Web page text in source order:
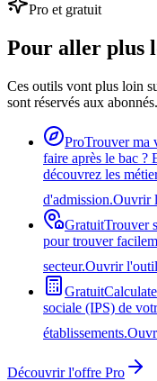
Pro et gratuit
Pour aller plus
Ces outils vont plus loin
sont réservés aux abonnés.
ProTrouver ma
faire après le bac ?
découvrez les
d'admission.Ouvrir
GratuitTrouver
pour trouver
secteur.Ouvrir l'outil
Gratuit
sociale (IPS) de
établissements.
Découvrir l'offre Pro